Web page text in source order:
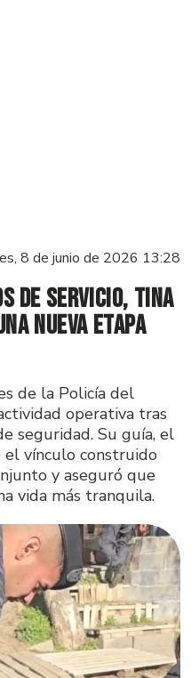
8 de junio de 2026 13:28
de servicio, Tina
nueva etapa
de la Policía del
operativa tras
seguridad. Su guía, el
el vínculo construido
y aseguró que
vida más tranquila.